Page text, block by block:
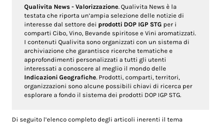
Qualivita News - Valorizzazione. Qualivita News è la
testata che riporta un’ampia selezione delle notizie di
interesse dal settore dei prodotti DOP IGP STG per i
comparti Cibo, Vino, Bevande spiritose e Vini aromatizzati.
I contenuti Qualivita sono organizzati con un sistema di
archiviazione che garantisce ricerche tematiche e
approfondimenti personalizzati a tutti gli utenti
interessati a conoscere al meglio il mondo delle
Indicazioni Geografiche. Prodotti, comparti, territori,
organizzazioni sono alcune possibili chiavi di ricerca per
esplorare a fondo il sistema dei prodotti DOP IGP STG.
Di seguito l’elenco completo degli articoli inerenti il tema